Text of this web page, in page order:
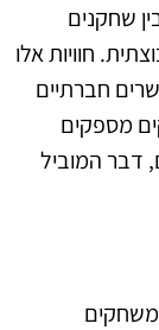
שחקנים
חוויות אלו
חברתיים
מספקים
דבר המוביל